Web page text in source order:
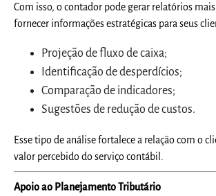
Com isso, o contador pode gerar relatórios
fornecer informações estratégicas para seus
Projeção de fluxo de caixa;
Identificação de desperdícios;
Comparação de indicadores;
Sugestões de redução de custos.
Esse tipo de análise fortalece a relação com o
valor percebido do serviço contábil.
Apoio ao Planejamento Tributário